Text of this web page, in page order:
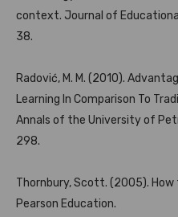
context. Journal of
38.
Radović, M. M. (2010).
Learning In Comparison To
Annals of the University of
298.
Thornbury, Scott. (2005). How
Pearson Education.